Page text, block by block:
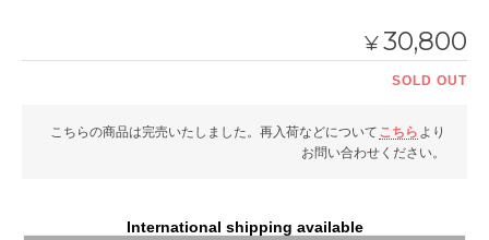
¥30,800
SOLD OUT
こちらの商品は完売いたしました。再入荷などについて こちら より
お問い合わせください。
International shipping available